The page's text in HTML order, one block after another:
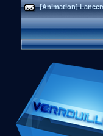
[Animation]